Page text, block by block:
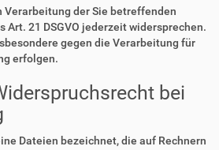
Verarbeitung der Sie betreffenden
Art. 21 DSGVO jederzeit widersprechen.
gegen die Verarbeitung für
erfolgen.
bei
Dateien bezeichnet, die auf Rechnern